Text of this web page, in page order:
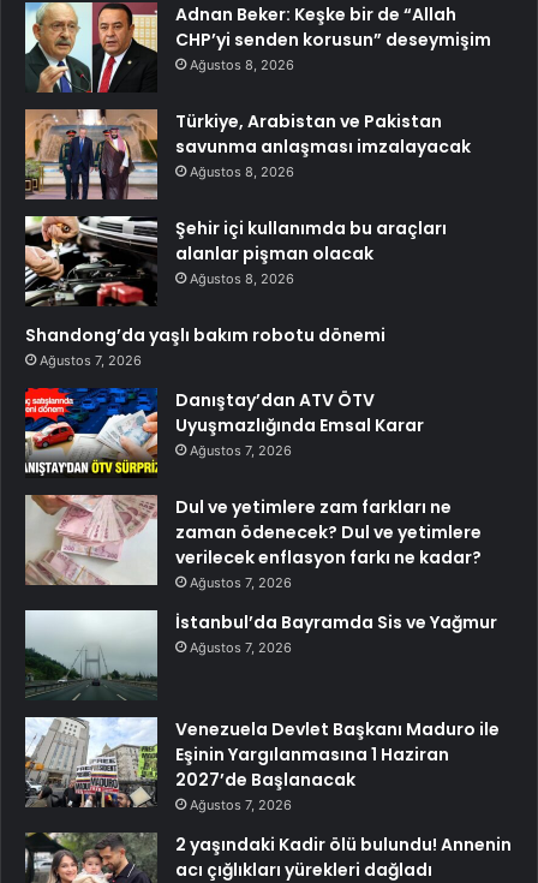
Adnan Beker: Keşke bir de “Allah
CHP’yi senden korusun” deseymişim
Ağustos 8, 2026
Türkiye, Arabistan ve Pakistan
savunma anlaşması imzalayacak
Ağustos 8, 2026
Şehir içi kullanımda bu araçları
alanlar pişman olacak
Ağustos 8, 2026
Shandong’da yaşlı bakım robotu dönemi
Ağustos 7, 2026
Danıştay’dan ATV ÖTV
Uyuşmazlığında Emsal Karar
Ağustos 7, 2026
Dul ve yetimlere zam farkları ne
zaman ödenecek? Dul ve yetimlere
verilecek enflasyon farkı ne kadar?
Ağustos 7, 2026
İstanbul’da Bayramda Sis ve Yağmur
Ağustos 7, 2026
Venezuela Devlet Başkanı Maduro ile
Eşinin Yargılanmasına 1 Haziran
2027’de Başlanacak
Ağustos 7, 2026
2 yaşındaki Kadir ölü bulundu! Annenin
acı çığlıkları yürekleri dağladı